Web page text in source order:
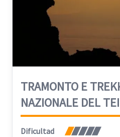
TRAMONTO E
NAZIONALE DEL
Dificultad